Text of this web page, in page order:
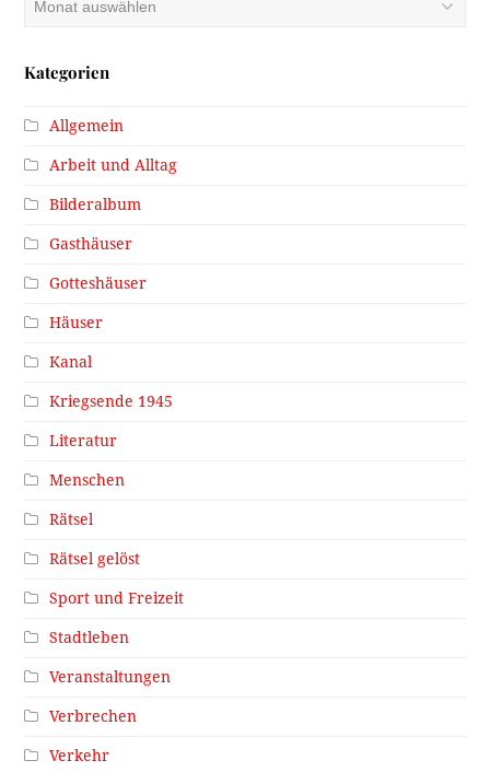
Kategorien
Allgemein
Arbeit und Alltag
Bilderalbum
Gasthäuser
Gotteshäuser
Häuser
Kanal
Kriegsende 1945
Literatur
Menschen
Rätsel
Rätsel gelöst
Sport und Freizeit
Stadtleben
Veranstaltungen
Verbrechen
Verkehr